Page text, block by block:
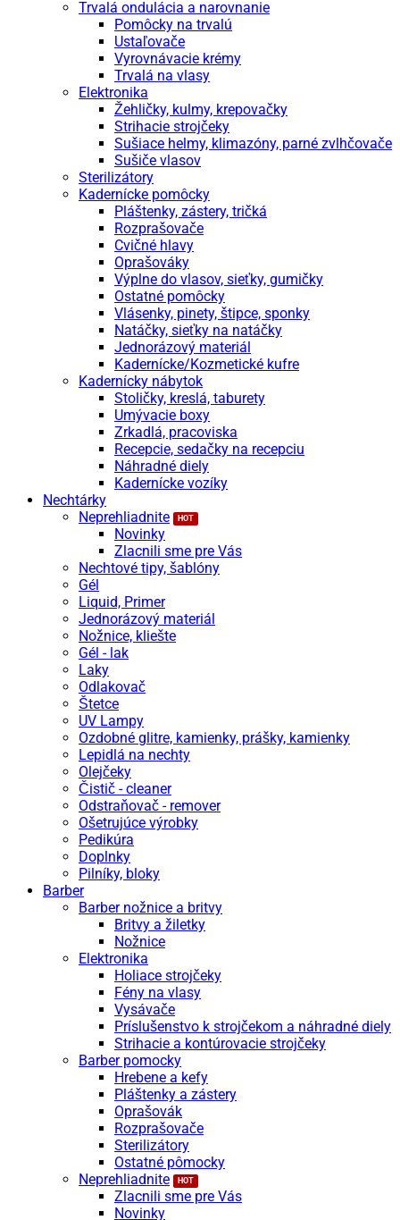
Trvalá ondulácia a narovnanie
Pomôcky na trvalú
Ustaľovače
Vyrovnávacie krémy
Trvalá na vlasy
Elektronika
Žehličky, kulmy, krepovačky
Strihacie strojčeky
Sušiace helmy, klimazóny, parné zvlhčovače
Sušiče vlasov
Sterilizátory
Kadernícke pomôcky
Pláštenky, zástery, tričká
Rozprašovače
Cvičné hlavy
Oprašováky
Výplne do vlasov, sieťky, gumičky
Ostatné pomôcky
Vlásenky, pinety, štipce, sponky
Natáčky, sieťky na natáčky
Jednorázový materiál
Kadernícke/Kozmetické kufre
Kadernícky nábytok
Stoličky, kreslá, taburety
Umývacie boxy
Zrkadlá, pracoviska
Recepcie, sedačky na recepciu
Náhradné diely
Kadernícke vozíky
Nechtárky
Neprehliadnite
Novinky
Zlacnili sme pre Vás
Nechtové tipy, šablóny
Gél
Liquid, Primer
Jednorázový materiál
Nožnice, kliešte
Gél - lak
Laky
Odlakovač
Štetce
UV Lampy
Ozdobné glitre, kamienky, prášky, kamienky
Lepidlá na nechty
Olejčeky
Čistič - cleaner
Odstraňovač - remover
Ošetrujúce výrobky
Pedikúra
Doplnky
Pilníky, bloky
Barber
Barber nožnice a britvy
Britvy a žiletky
Nožnice
Elektronika
Holiace strojčeky
Fény na vlasy
Vysávače
Príslušenstvo k strojčekom a náhradné diely
Strihacie a kontúrovacie strojčeky
Barber pomocky
Hrebene a kefy
Pláštenky a zástery
Oprašovák
Rozprašovače
Sterilizátory
Ostatné pômocky
Neprehliadnite
Zlacnili sme pre Vás
Novinky